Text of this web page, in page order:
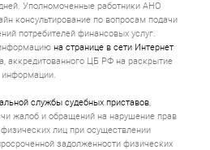
Уполномоченные работники АНО
консультирование по вопросам подачи
потребителей финансовых услуг.
на странице в сети Интернет
аккредитованного ЦБ РФ на раскрытие
информации.
службы судебных приставов,
жалоб и обращений на нарушение прав
лиц при осуществлении
задолженности физических